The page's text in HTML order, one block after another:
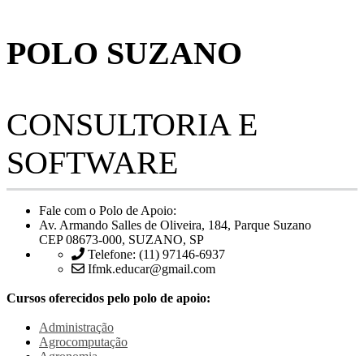
POLO SUZANO
CONSULTORIA E
SOFTWARE
Fale com o Polo de Apoio:
Av. Armando Salles de Oliveira, 184, Parque Suzano
CEP 08673-000, SUZANO, SP
Telefone: (11) 97146-6937
Ifmk.educar@gmail.com
Cursos oferecidos pelo polo de apoio:
Administração
Agrocomputação